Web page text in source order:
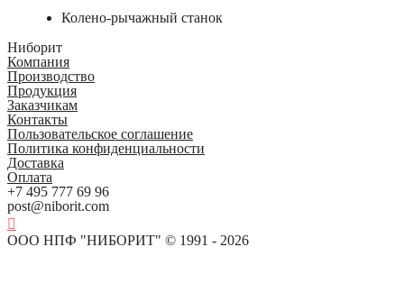
Колено-рычажный станок
Ниборит
Компания
Производство
Продукция
Заказчикам
Контакты
Пользовательское соглашение
Политика конфиденциальности
Доставка
Оплата
+7 495 777 69 96
post@niborit.com
ООО НПФ "НИБОРИТ" © 1991 - 2026